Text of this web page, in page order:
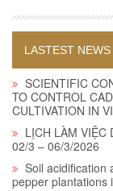
LASTEST NEWS
SCIENTIFIC
TO CONTROL
CULTIVATION IN
LỊCH LÀM VIỆC
02/3 – 06/3/2026
Soil acidification
pepper plantations